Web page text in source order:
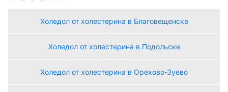
Холедол от холестерина в Благовещенске
Холедол от холестерина в Подольске
Холедол от холестерина в Орехово-Зуево